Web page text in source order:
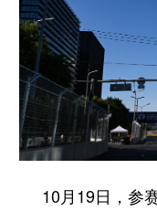
访谈
法律 中
食品
学术中国 乡
城市
彩票
10月19日，参赛